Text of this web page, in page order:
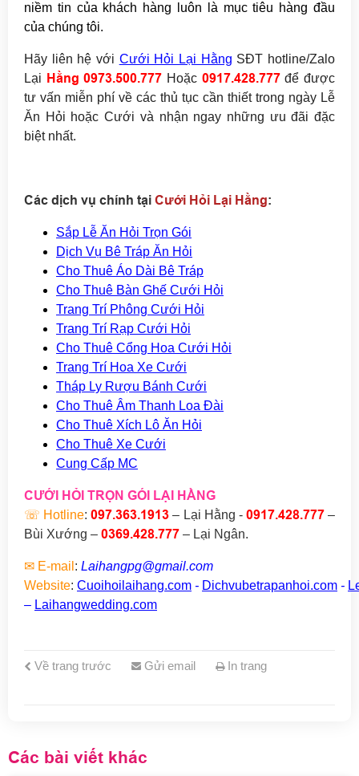
niềm tin của khách hàng luôn là mục tiêu hàng đầu
của chúng tôi.
Hãy liên hệ với Cưới Hỏi Lại Hằng SĐT hotline/Zalo
Lại Hằng 0973.500.777 Hoặc 0917.428.777để được
tư vấn miễn phí về các thủ tục cần thiết trong ngày Lễ
Ăn Hỏi hoặc Cưới và nhận ngay những ưu đãi đặc
biệt nhất.
Các dịch vụ chính tại Cưới Hỏi Lại Hằng:
Sắp Lễ Ăn Hỏi Trọn Gói
Dịch Vụ Bê Tráp Ăn Hỏi
Cho Thuê Áo Dài Bê Tráp
Cho Thuê Bàn Ghế Cưới Hỏi
Trang Trí Phông Cưới Hỏi
Trang Trí Rạp Cưới Hỏi
Cho Thuê Cổng Hoa Cưới Hỏi
Trang Trí Hoa Xe Cưới
Tháp Ly Rượu Bánh Cưới
Cho Thuê Âm Thanh Loa Đài
Cho Thuê Xích Lô Ăn Hỏi
Cho Thuê Xe Cưới
Cung Cấp MC
CƯỚI HỎI TRỌN GÓI LẠI HẰNG
☏ Hotline:097.363.1913 – Lại Hằng - 0917.428.777–
Bùi Xướng – 0369.428.777 – Lại Ngân.
✉ E-mail : Laihangpg@gmail.com
Website: Cuoihoilaihang.com - Dichvubetrapanhoi.com -
– Laihangwedding.com
Về trang trước Gửi email In trang
Các bài viết khác